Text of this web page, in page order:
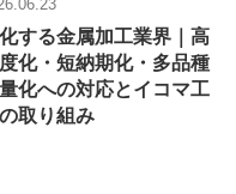
する金属加工業界｜高
化・短納期化・多品種
化への対応とイコマ工
取り組み